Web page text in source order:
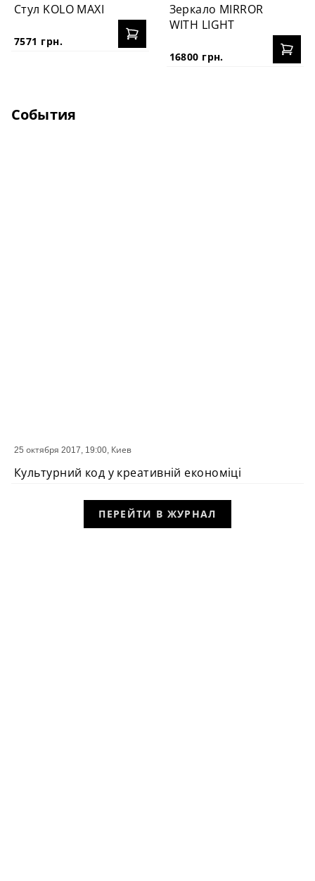
Стул KOLO MAXI
7571 грн.
Зеркало MIRROR
WITH LIGHT
16800 грн.
События
СОБЫТИЕ
25 октября 2017, 19:00, Киев
Культурний код у креативній економіці
ПЕРЕЙТИ В ЖУРНАЛ